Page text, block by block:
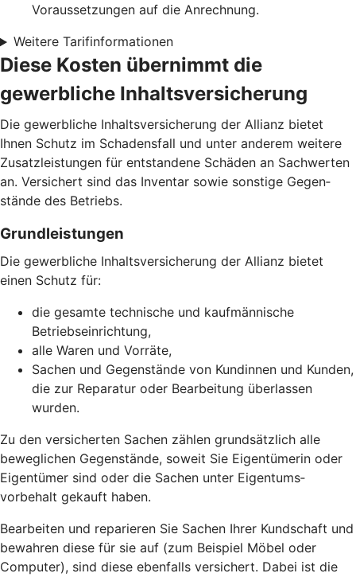
Voraussetzungen auf die Anrechnung.
Weitere Tarifinformationen
Diese Kosten übernimmt die
gewerbliche Inhaltsversicherung
Die gewerbliche Inhalts­versicherung der Allianz bietet
Ihnen Schutz im Schadens­fall und unter anderem weitere
Zusatz­leistungen für entstandene Schäden an Sachwerten
an. Versichert sind das Inventar sowie sonstige Gegen­
stände des Betriebs.
Grund­leistungen
Die gewerbliche Inhaltsversicherung der Allianz bietet
einen Schutz für:
die gesamte technische und kaufmännische
Betriebseinrichtung,
alle Waren und Vorräte,
Sachen und Gegenstände von Kundinnen und Kunden,
die zur Reparatur oder Bearbeitung überlassen
wurden.
Zu den versicherten Sachen zählen grund­sätzlich alle
beweglichen Gegen­stände, soweit Sie Eigentümerin oder
Eigentümer sind oder die Sachen unter Eigentums­
vorbehalt gekauft haben.
Bearbeiten und reparieren Sie Sachen Ihrer Kundschaft und
bewahren diese für sie auf (zum Beispiel Möbel oder
Computer), sind diese ebenfalls versichert. Dabei ist die